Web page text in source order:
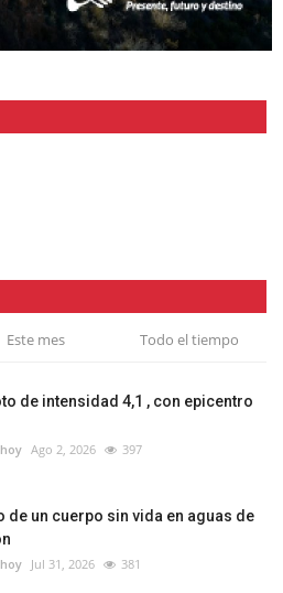
Este mes Todo el tiempo
de intensidad 4,1 , con epicentro
Ago 2, 2026 397
de un cuerpo sin vida en aguas de
Jul 31, 2026 381